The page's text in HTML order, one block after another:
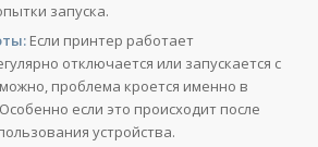
запуска.
Если принтер работает
отключается или запускается с
проблема кроется именно в
если это происходит после
устройства.